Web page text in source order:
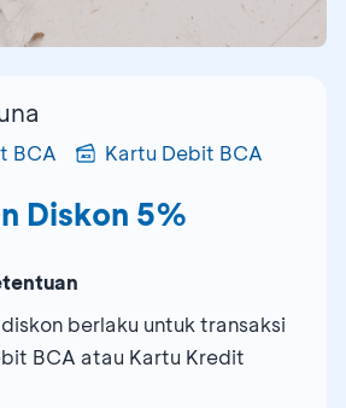
BCA Kartu Debit BCA
Diskon 5%
berlaku untuk transaksi
BCA atau Kartu Kredit